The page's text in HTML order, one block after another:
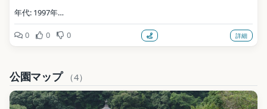
年代: 1997年
公式サイト: http://ioworld.jp
地点データ: Wikidata (CC0)
0 0 0 詳細
公園マップ （4）